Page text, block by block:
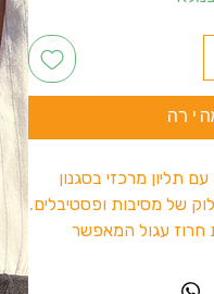
תליון מרכזי בסגנון
של מסיבות ופסטיבלים.
עגול המאפשר